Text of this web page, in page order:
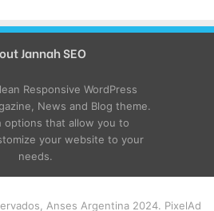
Jannah SEO
Responsive WordPress
News and Blog theme.
options that allow you to
your website to your
needs.
Anses Argentina 2024. PixelAd